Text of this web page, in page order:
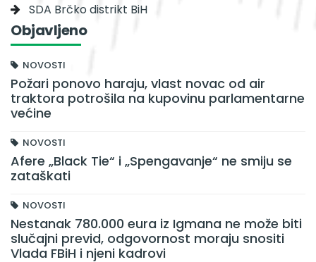
SDA Brčko distrikt BiH
Objavljeno
NOVOSTI
Požari ponovo haraju, vlast novac od air
traktora potrošila na kupovinu parlamentarne
većine
NOVOSTI
Afere „Black Tie“ i „Spengavanje“ ne smiju se
zataškati
NOVOSTI
Nestanak 780.000 eura iz Igmana ne može biti
slučajni previd, odgovornost moraju snositi
Vlada FBiH i njeni kadrovi